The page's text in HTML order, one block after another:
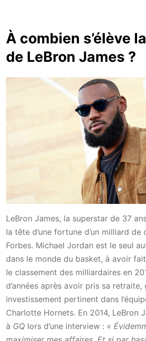
À combien s’élève
de LeBron James ?
LeBron James, la superstar de 37
la tête d’une fortune d’un milliard de
Forbes. Michael Jordan est le seul
dans le monde du basket, à avoir
le classement des milliardaires en
d’années après avoir pris sa retraite,
investissement pertinent dans
Charlotte Hornets. En 2014, LeBron
à GQ lors d’une interview : «